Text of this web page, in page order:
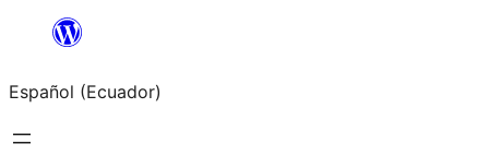
Saltar
contenido
Español (Ecuador)